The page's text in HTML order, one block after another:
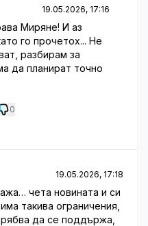
19.05.2026, 17:16
Миряне! И аз
го прочетох... Не
разбирам за
да планират точно
0
19.05.2026, 17:18
чета новината и си
такива ограничения,
да се поддържа,